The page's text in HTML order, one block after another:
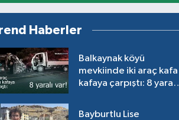
Haberler
Balkaynak köyü
mevkiinde iki araç kafa
kafaya çarpıştı: 8 yaralı
Bayburtlu Lise